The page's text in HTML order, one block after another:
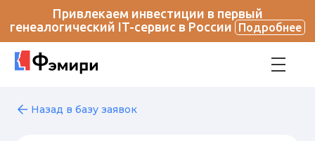
Привлекаем инвестиции в первый
генеалогический IT-сервис в России
Подробнее
Назад в базу заявок